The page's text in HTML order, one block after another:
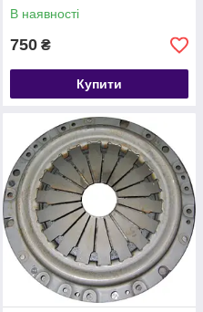
В наявності
750 ₴
Купити